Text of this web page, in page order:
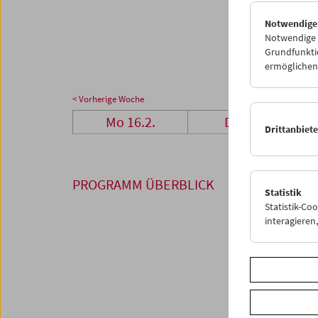
02
< Vorherige Woche
Mo 16.2. Di 17.2.
PROGRAMM ÜBERBLICK
Notwendige
Statistik
Statistik-